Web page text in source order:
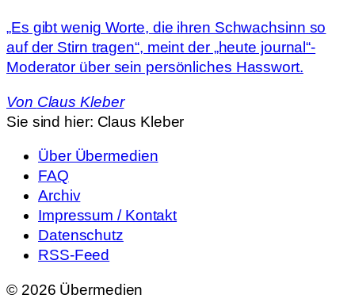
„Es gibt wenig Worte, die ihren Schwachsinn so
auf der Stirn tragen“, meint der „heute journal“-
Moderator über sein persönliches Hasswort.
Von Claus Kleber
Sie sind hier: Claus Kleber
Über Übermedien
FAQ
Archiv
Impressum / Kontakt
Datenschutz
RSS-Feed
© 2026 Übermedien